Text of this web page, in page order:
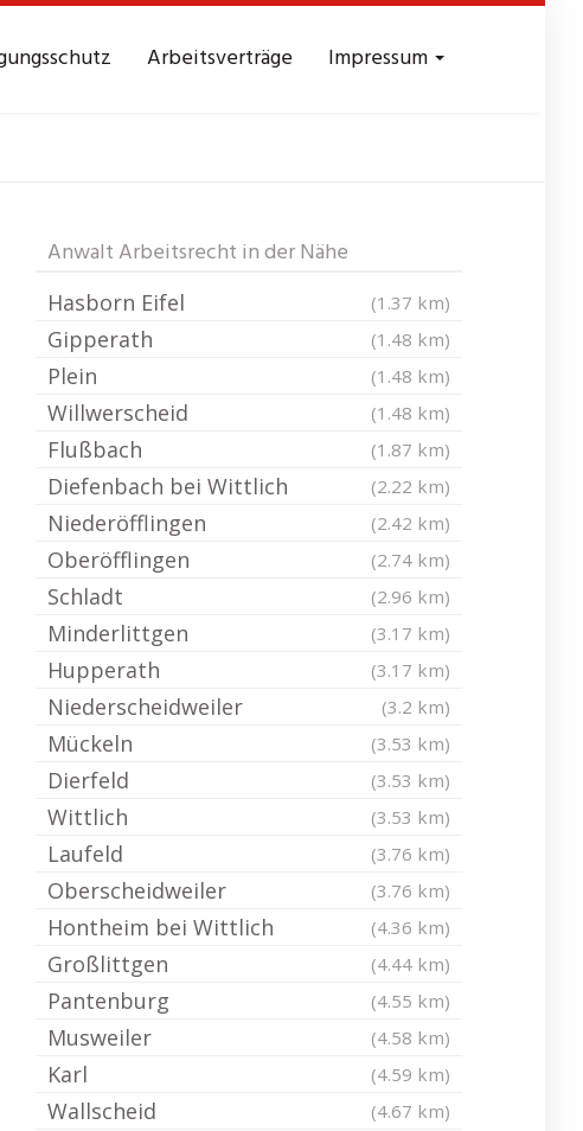
Arbeitsverträge Impressum
Eifel
Anwalt Arbeitsrecht in der Nähe
Hasborn Eifel (1.37 km)
Gipperath (1.48 km)
Plein (1.48 km)
Willwerscheid (1.48 km)
Flußbach (1.87 km)
Diefenbach bei Wittlich (2.22 km)
Niederöfflingen (2.42 km)
Oberöfflingen (2.74 km)
Schladt (2.96 km)
Minderlittgen (3.17 km)
Hupperath (3.17 km)
Niederscheidweiler (3.2 km)
Mückeln (3.53 km)
Dierfeld (3.53 km)
Wittlich (3.53 km)
Laufeld (3.76 km)
Oberscheidweiler (3.76 km)
Hontheim bei Wittlich (4.36 km)
Großlittgen (4.44 km)
Pantenburg (4.55 km)
Musweiler (4.58 km)
Karl (4.59 km)
Wallscheid (4.67 km)